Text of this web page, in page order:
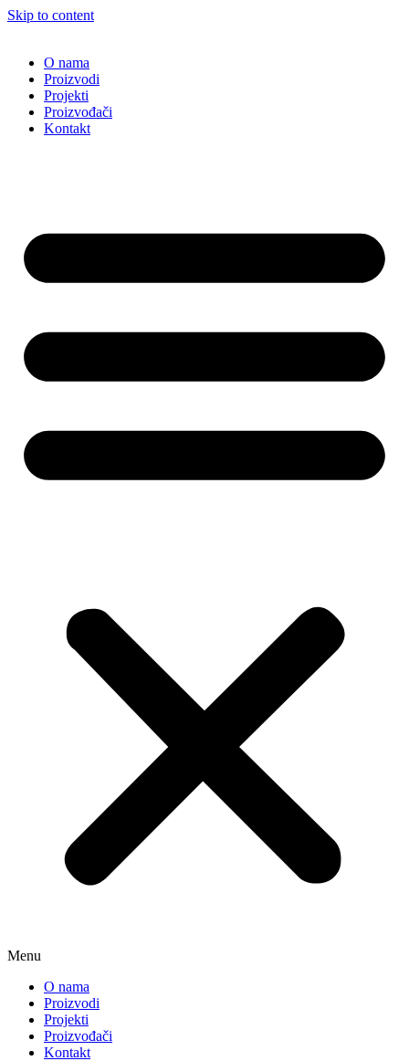
Skip to content
O nama
Proizvodi
Projekti
Proizvođači
Kontakt
Menu
O nama
Proizvodi
Projekti
Proizvođači
Kontakt